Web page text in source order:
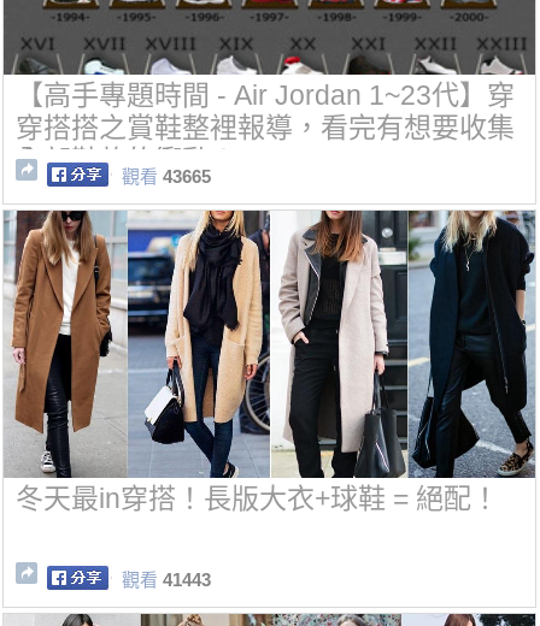
【高手專題時間 - Air Jordan 1~23代】穿
穿搭搭之賞鞋整裡報導，看完有想要收集
全部鞋款的衝動！
觀看 43665
冬天最in穿搭！長版大衣+球鞋 = 絕配！
觀看 41443